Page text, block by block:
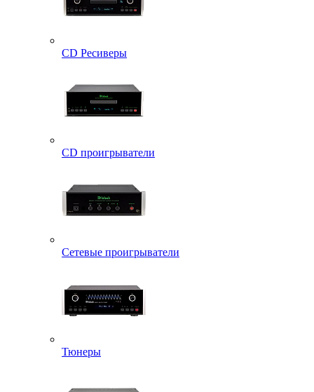
CD Ресиверы
CD проигрыватели
Сетевые проигрыватели
Тюнеры